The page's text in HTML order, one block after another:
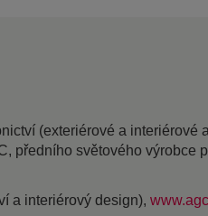
(exteriérové a interiérové
předního světového výrobce
a interiérový design),